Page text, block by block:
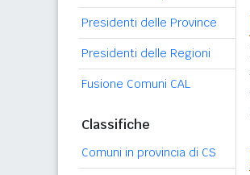
Presidenti delle Province
Presidenti delle Regioni
Fusione Comuni CAL
Classifiche
Comuni in provincia di CS